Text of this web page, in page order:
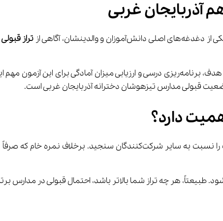
آذربایجان غربی
آگاهی از
تراز
داشتن اطلاعات صحیح درباره تراز مورد نیاز می‌تواند نقش کلیدی در تعیین هدف، برنامه‌ریزی درسی و
قبولی مدارس تیزهوشان دخترانه آذربایجان غربی است.
دارد؟